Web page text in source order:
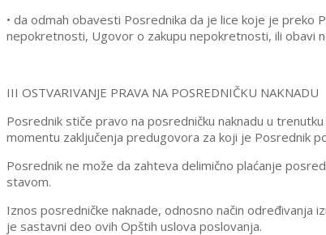
• da odmah obavesti Posrednika da je lice koje je
nepokretnosti, Ugovor o zakupu nepokretnosti, ili obavi
III OSTVARIVANJE PRAVA NA POSREDNIČKU NAKNADU
Posrednik stiče pravo na posredničku naknadu u
momentu zaključenja predugovora za koji je Posrednik
Posrednik ne može da zahteva delimično plaćanje
stavom.
Iznos posredničke naknade, odnosno način određivanja
je sastavni deo ovih Opštih uslova poslovanja.